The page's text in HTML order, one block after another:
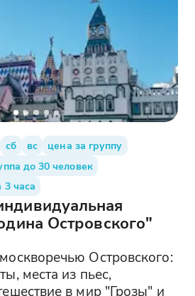
сб вс
цена за группу
до 30 человек
3 часа
Островского"
Островского:
места из пьес,
в мир "Грозы" и